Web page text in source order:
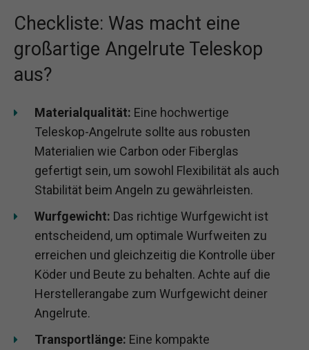
Checkliste: Was macht eine
großartige Angelrute Teleskop
aus?
Materialqualität: Eine hochwertige
Teleskop-Angelrute sollte aus robusten
Materialien wie Carbon oder Fiberglas
gefertigt sein, um sowohl Flexibilität als auch
Stabilität beim Angeln zu gewährleisten.
Wurfgewicht: Das richtige Wurfgewicht ist
entscheidend, um optimale Wurfweiten zu
erreichen und gleichzeitig die Kontrolle über
Köder und Beute zu behalten. Achte auf die
Herstellerangabe zum Wurfgewicht deiner
Angelrute.
Transportlänge: Eine kompakte